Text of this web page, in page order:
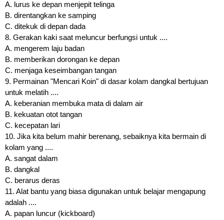
A. lurus ke depan menjepit telinga
B. direntangkan ke samping
C. ditekuk di depan dada
8. Gerakan kaki saat meluncur berfungsi untuk ....
A. mengerem laju badan
B. memberikan dorongan ke depan
C. menjaga keseimbangan tangan
9. Permainan "Mencari Koin" di dasar kolam dangkal bertujuan
untuk melatih ....
A. keberanian membuka mata di dalam air
B. kekuatan otot tangan
C. kecepatan lari
10. Jika kita belum mahir berenang, sebaiknya kita bermain di
kolam yang ....
A. sangat dalam
B. dangkal
C. berarus deras
11. Alat bantu yang biasa digunakan untuk belajar mengapung
adalah ....
A. papan luncur (kickboard)